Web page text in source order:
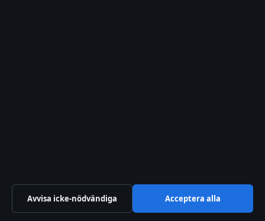
Om SverigePosten i korthet
Avvisa icke-nödvändiga Acceptera alla